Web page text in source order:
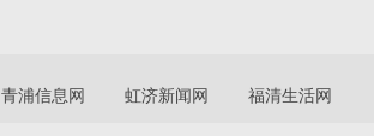
青浦信息网 虹济新闻网 福清生活网